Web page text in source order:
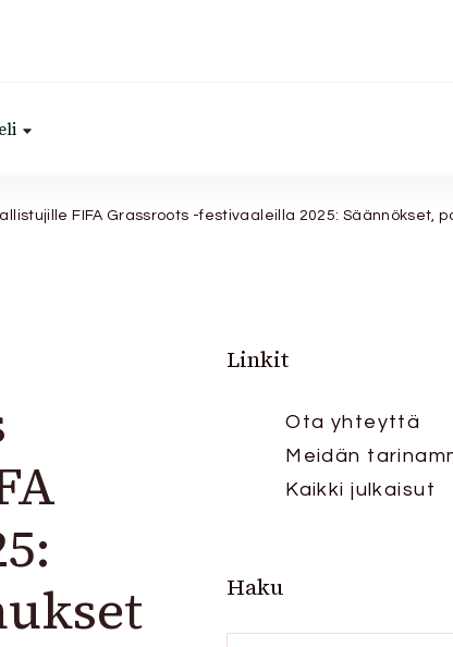
FIFA Grassroots -festivaaleilla 2025: Säännökset,
Linkit
Ota yhteyttä
Meidän
Kaikki julkaisut
Haku